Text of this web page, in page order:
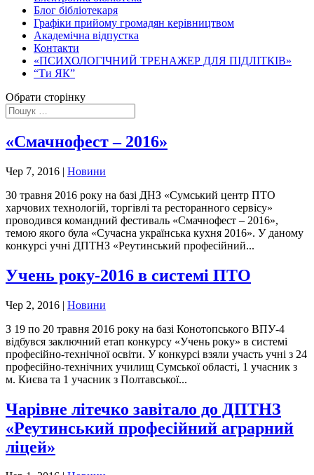
Блог бібліотекаря
Графіки прийому громадян керівництвом
Академічна відпустка
Контакти
«ПСИХОЛОГІЧНИЙ ТРЕНАЖЕР ДЛЯ ПІДЛІТКІВ»
“Ти ЯК”
Обрати сторінку
«Смачнофест – 2016»
Чер 7, 2016 | Новини
30 травня 2016 року на базі ДНЗ «Сумський центр ПТО
харчових технологій, торгівлі та ресторанного сервісу»
проводився командний фестиваль «Смачнофест – 2016»,
темою якого була «Сучасна українська кухня 2016». У даному
конкурсі учні ДПТНЗ «Реутинський професійний...
Учень року-2016 в системі ПТО
Чер 2, 2016 | Новини
З 19 по 20 травня 2016 року на базі Конотопського ВПУ-4
відбувся заключний етап конкурсу «Учень року» в системі
професійно-технічної освіти. У конкурсі взяли участь учні з 24
професійно-технічних училищ Сумської області, 1 учасник з
м. Києва та 1 учасник з Полтавської...
Чарівне літечко завітало до ДПТНЗ
«Реутинський професійний аграрний
ліцей»